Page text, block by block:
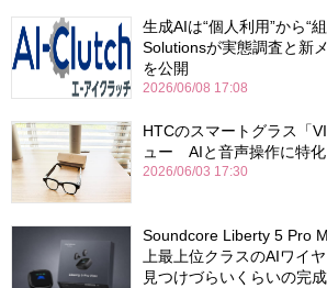
生成AIは“個人利用”から“
Solutionsが実態調査と新
を公開
2026/06/08 17:08
HTCのスマートグラス「
ュー AIと音声操作に特化
2026/06/03 17:30
Soundcore Liberty 5 Pro
上最上位クラスのAIワイ
見つけづらいくらいの完